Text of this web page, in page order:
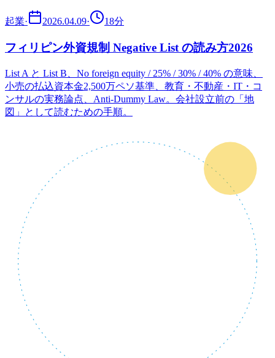
起業· 2026.04.09· 18分
フィリピン外資規制 Negative List の読み方2026
List A と List B、No foreign equity / 25% / 30% / 40% の意味、
小売の払込資本金2,500万ペソ基準、教育・不動産・IT・コ
ンサルの実務論点、Anti-Dummy Law。会社設立前の「地
図」として読むための手順。